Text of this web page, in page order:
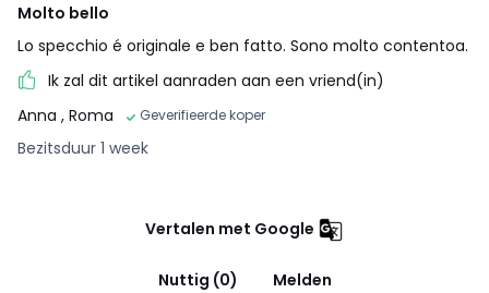
Molto bello
Lo specchio é originale e ben fatto. Sono molto contentoa.
Ik zal dit artikel aanraden aan een vriend(in)
Anna , Roma Geverifieerde koper
Bezitsduur 1 week
Vertalen met Google
Nuttig (0)
Melden